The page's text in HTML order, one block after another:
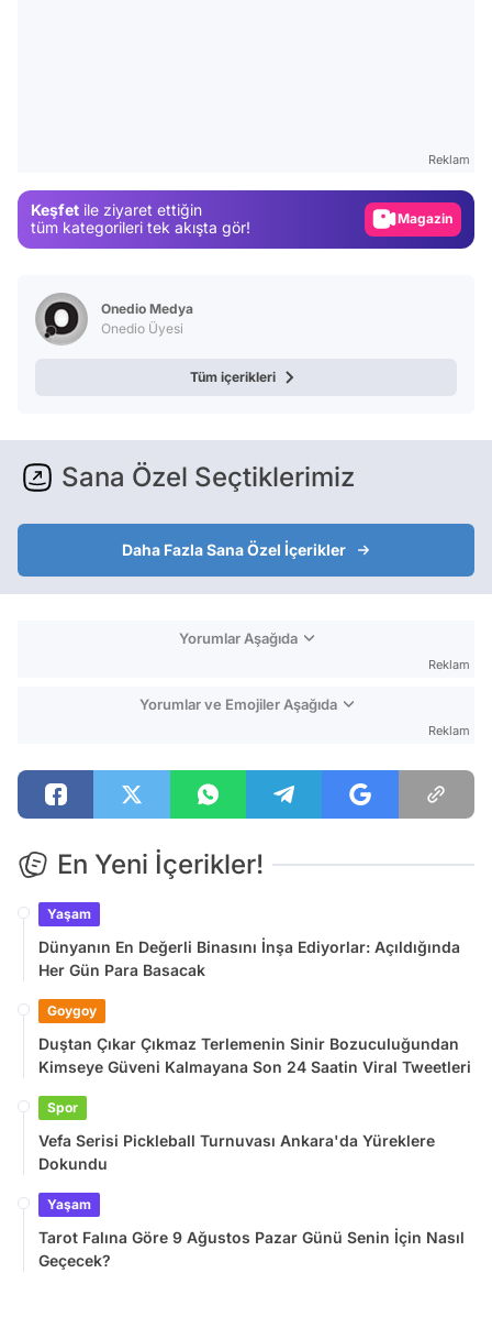
Reklam
Keşfet ile ziyaret ettiğin
tüm kategorileri tek akışta gör!
Magazin
Onedio Medya
Onedio Üyesi
Tüm içerikleri
Sana Özel Seçtiklerimiz
Daha Fazla Sana Özel İçerikler
Yorumlar Aşağıda
Reklam
Yorumlar ve Emojiler Aşağıda
Reklam
En Yeni İçerikler!
Yaşam
Dünyanın En Değerli Binasını İnşa Ediyorlar: Açıldığında
Her Gün Para Basacak
Goygoy
Duştan Çıkar Çıkmaz Terlemenin Sinir Bozuculuğundan
Kimseye Güveni Kalmayana Son 24 Saatin Viral Tweetleri
Spor
Vefa Serisi Pickleball Turnuvası Ankara'da Yüreklere
Dokundu
Yaşam
Tarot Falına Göre 9 Ağustos Pazar Günü Senin İçin Nasıl
Geçecek?